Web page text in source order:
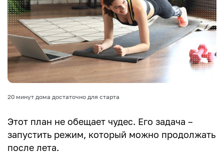
20 минут дома достаточно для старта
Этот план не обещает чудес. Его задача –
запустить режим, который можно продолжать
после лета.